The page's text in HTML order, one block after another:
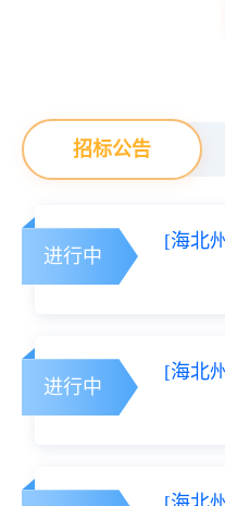
招标公告
进行中
[海北
进行中
[海北